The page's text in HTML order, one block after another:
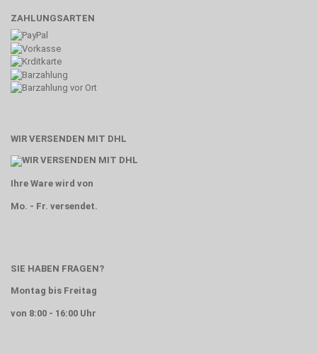
ZAHLUNGSARTEN
WIR VERSENDEN MIT DHL
Ihre Ware wird von
Mo. - Fr. versendet.
SIE HABEN FRAGEN?
Montag bis Freitag
von 8:00 - 16:00 Uhr